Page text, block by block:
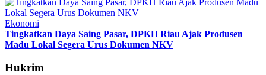
Ekonomi
Tingkatkan Daya Saing Pasar, DPKH Riau Ajak Produsen
Madu Lokal Segera Urus Dokumen NKV
Hukrim